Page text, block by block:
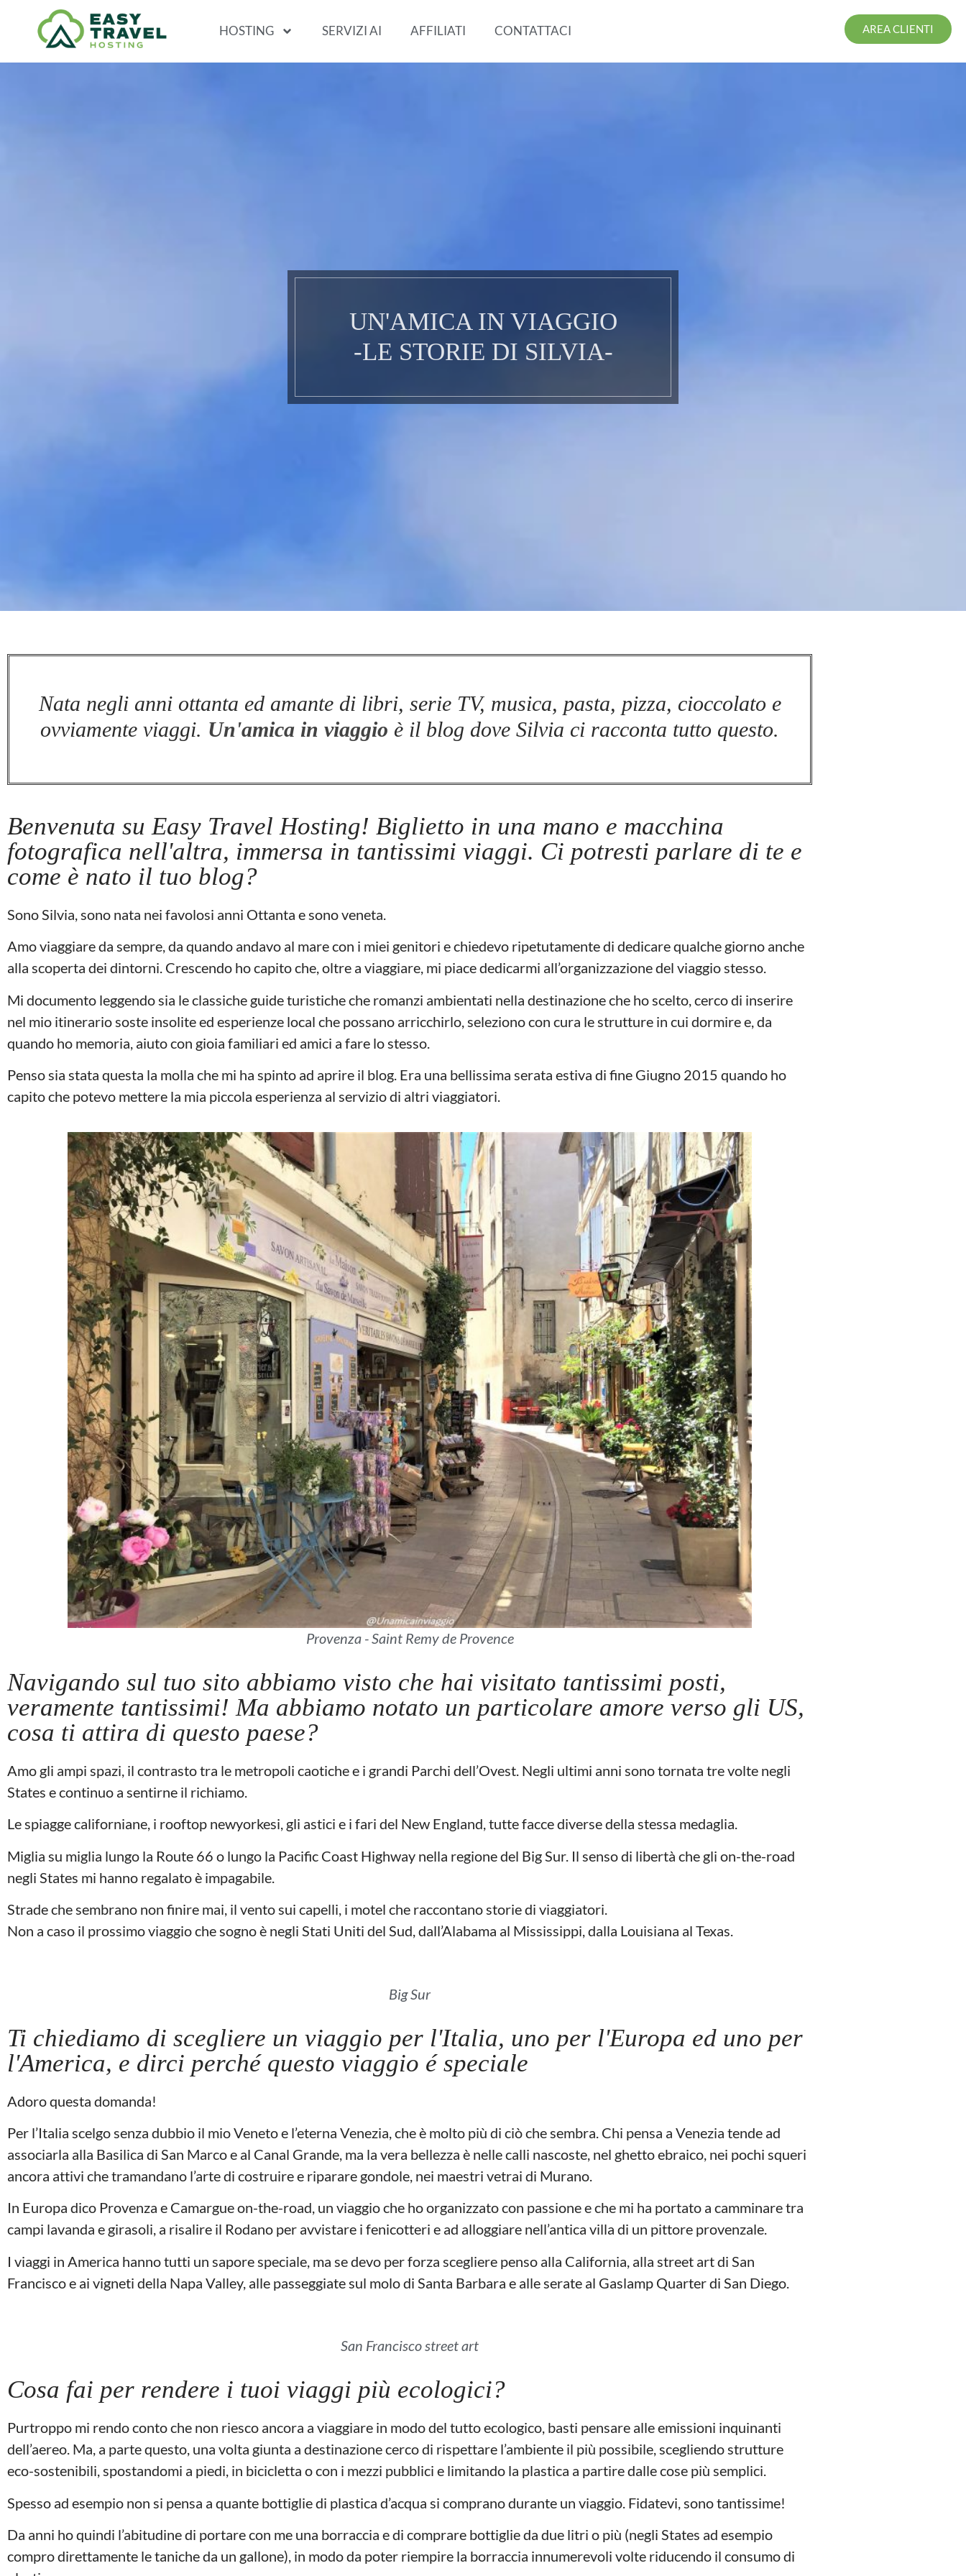
HOSTING SERVIZI AI AFFILIATI CONTATTACI AREA CLIENTI
UN'AMICA IN VIAGGIO
-LE STORIE DI SILVIA-
Nata negli anni ottanta ed amante di libri, serie TV, musica, pasta, pizza, cioccolato e
ovviamente viaggi. Un'amica in viaggio è il blog dove Silvia ci racconta tutto questo.
Benvenuta su Easy Travel Hosting! Biglietto in una mano e macchina
fotografica nell'altra, immersa in tantissimi viaggi. Ci potresti parlare di te e
come è nato il tuo blog?
Sono Silvia, sono nata nei favolosi anni Ottanta e sono veneta.
Amo viaggiare da sempre, da quando andavo al mare con i miei genitori e chiedevo ripetutamente di dedicare qualche giorno anche
alla scoperta dei dintorni. Crescendo ho capito che, oltre a viaggiare, mi piace dedicarmi all’organizzazione del viaggio stesso.
Mi documento leggendo sia le classiche guide turistiche che romanzi ambientati nella destinazione che ho scelto, cerco di inserire
nel mio itinerario soste insolite ed esperienze local che possano arricchirlo, seleziono con cura le strutture in cui dormire e, da
quando ho memoria, aiuto con gioia familiari ed amici a fare lo stesso.
Penso sia stata questa la molla che mi ha spinto ad aprire il blog. Era una bellissima serata estiva di fine Giugno 2015 quando ho
capito che potevo mettere la mia piccola esperienza al servizio di altri viaggiatori.
Provenza - Saint Remy de Provence
Navigando sul tuo sito abbiamo visto che hai visitato tantissimi posti,
veramente tantissimi! Ma abbiamo notato un particolare amore verso gli US,
cosa ti attira di questo paese?
Amo gli ampi spazi, il contrasto tra le metropoli caotiche e i grandi Parchi dell’Ovest. Negli ultimi anni sono tornata tre volte negli
States e continuo a sentirne il richiamo.
Le spiagge californiane, i rooftop newyorkesi, gli astici e i fari del New England, tutte facce diverse della stessa medaglia.
Miglia su miglia lungo la Route 66 o lungo la Pacific Coast Highway nella regione del Big Sur. Il senso di libertà che gli on-the-road
negli States mi hanno regalato è impagabile.
Strade che sembrano non finire mai, il vento sui capelli, i motel che raccontano storie di viaggiatori.
Non a caso il prossimo viaggio che sogno è negli Stati Uniti del Sud, dall’Alabama al Mississippi, dalla Louisiana al Texas.
Big Sur
Ti chiediamo di scegliere un viaggio per l'Italia, uno per l'Europa ed uno per
l'America, e dirci perché questo viaggio é speciale
Adoro questa domanda!
Per l’Italia scelgo senza dubbio il mio Veneto e l’eterna Venezia, che è molto più di ciò che sembra. Chi pensa a Venezia tende ad
associarla alla Basilica di San Marco e al Canal Grande, ma la vera bellezza è nelle calli nascoste, nel ghetto ebraico, nei pochi squeri
ancora attivi che tramandano l’arte di costruire e riparare gondole, nei maestri vetrai di Murano.
In Europa dico Provenza e Camargue on-the-road, un viaggio che ho organizzato con passione e che mi ha portato a camminare tra
campi lavanda e girasoli, a risalire il Rodano per avvistare i fenicotteri e ad alloggiare nell’antica villa di un pittore provenzale.
I viaggi in America hanno tutti un sapore speciale, ma se devo per forza scegliere penso alla California, alla street art di San
Francisco e ai vigneti della Napa Valley, alle passeggiate sul molo di Santa Barbara e alle serate al Gaslamp Quarter di San Diego.
San Francisco street art
Cosa fai per rendere i tuoi viaggi più ecologici?
Purtroppo mi rendo conto che non riesco ancora a viaggiare in modo del tutto ecologico, basti pensare alle emissioni inquinanti
dell’aereo. Ma, a parte questo, una volta giunta a destinazione cerco di rispettare l’ambiente il più possibile, scegliendo strutture
eco-sostenibili, spostandomi a piedi, in bicicletta o con i mezzi pubblici e limitando la plastica a partire dalle cose più semplici.
Spesso ad esempio non si pensa a quante bottiglie di plastica d’acqua si comprano durante un viaggio. Fidatevi, sono tantissime!
Da anni ho quindi l’abitudine di portare con me una borraccia e di comprare bottiglie da due litri o più (negli States ad esempio
compro direttamente le taniche da un gallone), in modo da poter riempire la borraccia innumerevoli volte riducendo il consumo di